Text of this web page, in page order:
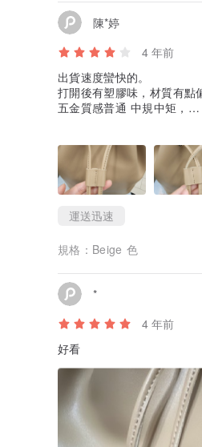
陳*婷
4 年前
出貨速度蠻快的。
打開後有塑膠味，材質有點
五金質感普通 中規中矩，
原價的話絕對不會購買，
運送迅速
規格： Beige 色
*
4 年前
好看